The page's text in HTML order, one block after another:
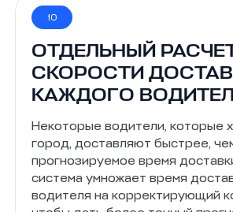
10
ОТДЕЛЬНЫЙ
СКОРОСТИ
КАЖДОГО
Некоторые водители, которые
город, доставляют быстрее,
прогнозируемое время
система умножает время
водителя на корректирующий